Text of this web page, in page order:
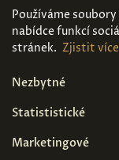
Díla
Používáme
nabídce funkcí
stránek. Zjistit
Nezbytné
Statististické
Marketingové